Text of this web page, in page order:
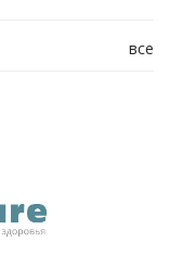
все